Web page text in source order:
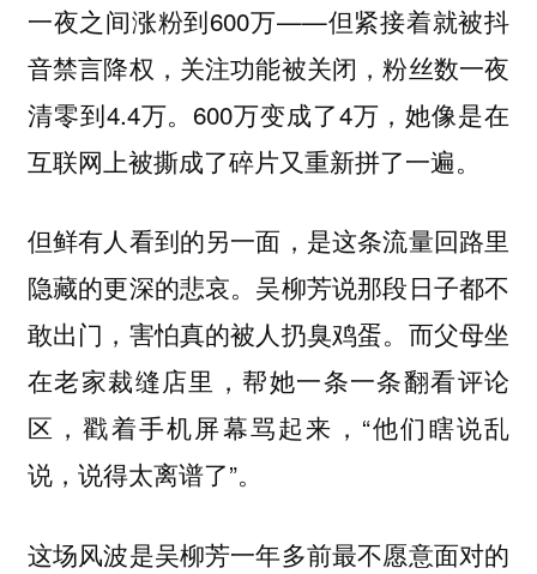
一夜之间涨粉到600万——但紧接着就被抖
音禁言降权，关注功能被关闭，粉丝数一夜
清零到4.4万。600万变成了4万，她像是在
互联网上被撕成了碎片又重新拼了一遍。
但鲜有人看到的另一面，是这条流量回路里
隐藏的更深的悲哀。吴柳芳说那段日子都不
敢出门，害怕真的被人扔臭鸡蛋。而父母坐
在老家裁缝店里，帮她一条一条翻看评论
区，戳着手机屏幕骂起来，“他们瞎说乱
说，说得太离谱了”。
这场风波是吴柳芳一年多前最不愿意面对的